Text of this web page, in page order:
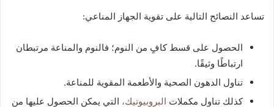
تساعد النصائح التالية على تقوية الجهاز المناعي:
الحصول على قسط كافٍ من النوم؛ فالنوم والمناعة مرتبطان
ارتباطًا وثيقًا.
تناول الدهون الصحية والأطعمة المقوية للمناعة.
كذلك تناول مكملات البروبيوتيك، التي يمكن الحصول عليها من